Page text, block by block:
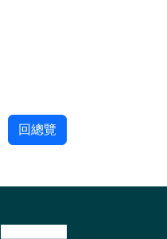
回總覽